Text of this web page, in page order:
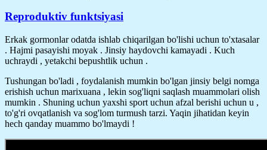
Reproduktiv funktsiyasi
Erkak gormonlar odatda ishlab chiqarilgan bo'lishi uchun to'xtasalar
. Hajmi pasayishi moyak . Jinsiy haydovchi kamayadi . Kuch
uchraydi , yetakchi bepushtlik uchun .
Tushungan bo'ladi , foydalanish mumkin bo'lgan jinsiy belgi nomga
erishish uchun marixuana , lekin sog'liqni saqlash muammolari olish
mumkin . Shuning uchun yaxshi sport uchun afzal berishi uchun u ,
to'g'ri ovqatlanish va sog'lom turmush tarzi. Yaqin jihatidan keyin
hech qanday muammo bo'lmaydi !